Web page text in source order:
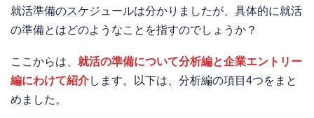
就活準備のスケジュールは分かりましたが、具体的に就活
の準備とはどのようなことを指すのでしょうか？
ここからは、 就活の準備について分析編と企業エントリー
編にわけて紹介します。以下は、分析編の項目4つをまと
めました。